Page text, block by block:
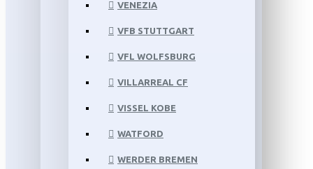
VENEZIA
VFB STUTTGART
VFL WOLFSBURG
VILLARREAL CF
VISSEL KOBE
WATFORD
WERDER BREMEN